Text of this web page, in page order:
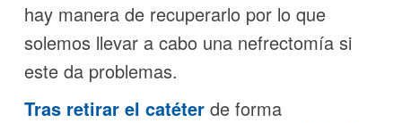
hay manera de recuperarlo por lo que
solemos llevar a cabo una nefrectomía si
este da problemas.
Tras retirar el catéter de forma